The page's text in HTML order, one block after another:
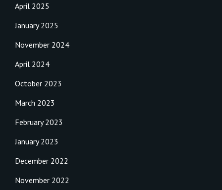
April 2025
January 2025
November 2024
April 2024
October 2023
March 2023
February 2023
January 2023
December 2022
November 2022